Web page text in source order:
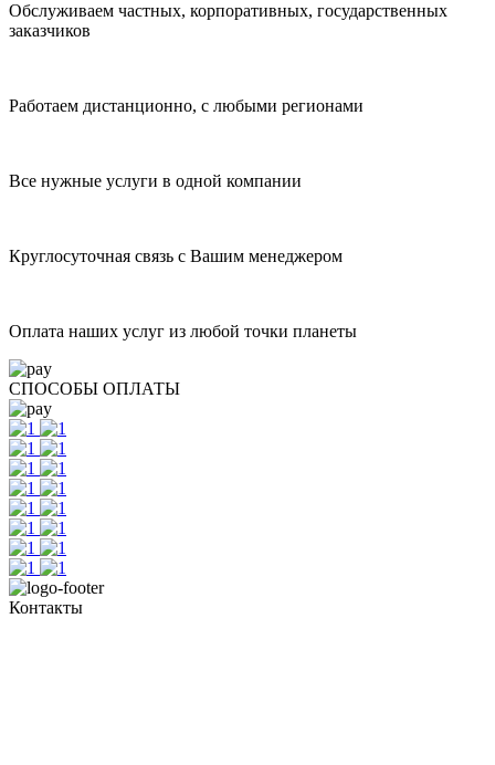
Обслуживаем частных, корпоративных, государственных
заказчиков
Работаем дистанционно, с любыми регионами
Все нужные услуги в одной компании
Круглосуточная связь с Вашим менеджером
Оплата наших услуг из любой точки планеты
СПОСОБЫ ОПЛАТЫ
Контакты